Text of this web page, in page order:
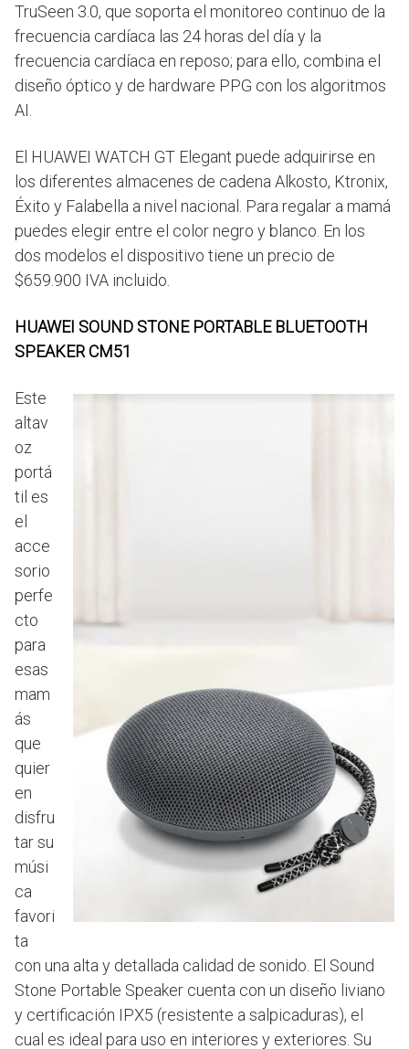
TruSeen 3.0, que soporta el monitoreo continuo de la
frecuencia cardíaca las 24 horas del día y la
frecuencia cardíaca en reposo; para ello, combina el
diseño óptico y de hardware PPG con los algoritmos
AI.
El HUAWEI WATCH GT Elegant puede adquirirse en
los diferentes almacenes de cadena Alkosto, Ktronix,
Éxito y Falabella a nivel nacional. Para regalar a mamá
puedes elegir entre el color negro y blanco. En los
dos modelos el dispositivo tiene un precio de
$659.900 IVA incluido.
HUAWEI SOUND STONE PORTABLE BLUETOOTH
SPEAKER CM51
Este
altav
oz
portá
til es
el
acce
sorio
perfe
cto
para
esas
mam
ás
que
quier
en
disfru
tar su
músi
ca
favori
ta
con una alta y detallada calidad de sonido. El Sound
Stone Portable Speaker cuenta con un diseño liviano
y certificación IPX5 (resistente a salpicaduras), el
cual es ideal para uso en interiores y exteriores. Su